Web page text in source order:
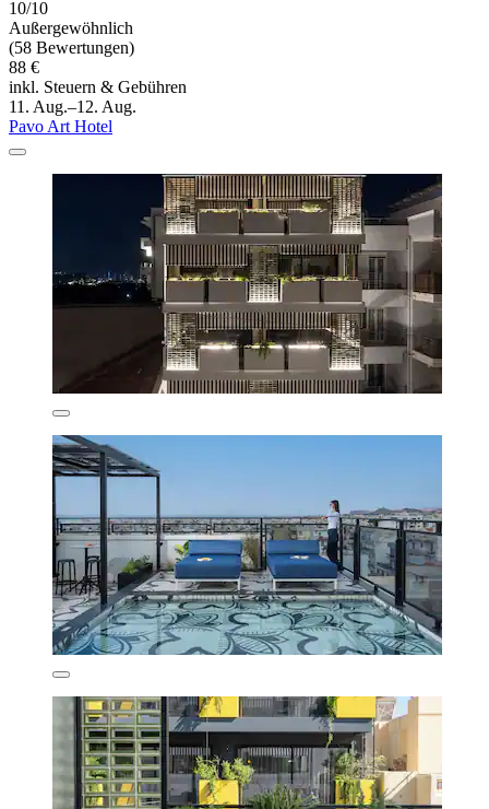
10/10
Außergewöhnlich
(58 Bewertungen)
88 €
inkl. Steuern & Gebühren
11. Aug.–12. Aug.
Pavo Art Hotel